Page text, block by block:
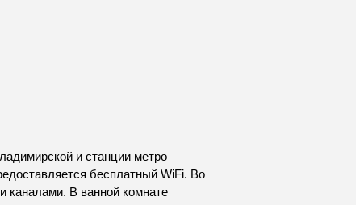
и станции метро
бесплатный WiFi. Во
каналами. В ванной комнате